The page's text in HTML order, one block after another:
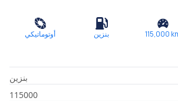
115,000 بنزين أوتوماتيكي
بنزين
115000